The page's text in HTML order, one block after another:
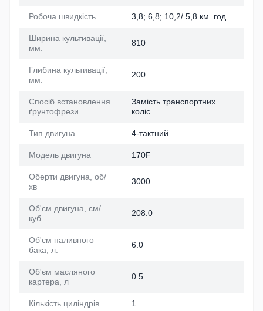
Робоча швидкість 3,8; 6,8; 10,2/ 5,8 км. год.
Ширина культивації,
мм.
810
Глибина культивації,
мм.
200
Спосіб встановлення
ґрунтофрези
Замість транспортних
коліс
Тип двигуна 4-тактний
Модель двигуна 170F
Оберти двигуна, об/
хв
3000
Об'єм двигуна, см/
куб.
208.0
Об'єм паливного
бака, л.
6.0
Об'єм масляного
картера, л
0.5
Кількість циліндрів 1